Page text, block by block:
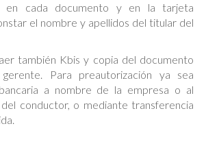
en cada documento y en la tarjeta
el nombre y apellidos del titular del
también Kbis y copia del documento
Para preautorización ya sea
a nombre de la empresa o al
conductor, o mediante transferencia